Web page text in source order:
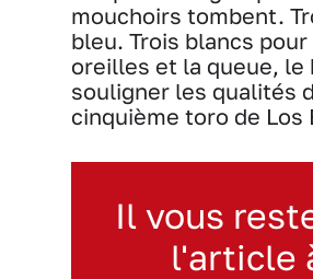
mouchoirs tombent.
bleu. Trois blancs
oreilles et la queue, le
souligner les qualités
cinquième toro de Los
Il vous
l'article